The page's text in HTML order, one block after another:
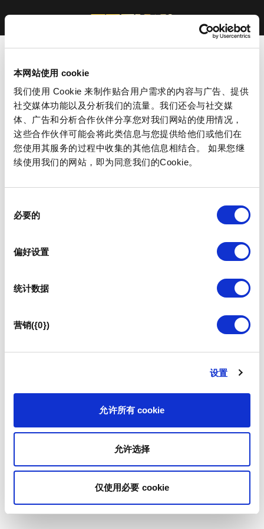
本网站使用 cookie
我们使用 Cookie 来制作贴合用户需求的内容与广告、提供
社交媒体功能以及分析我们的流量。我们还会与社交媒
体、广告和分析合作伙伴分享您对我们网站的使用情况，
这些合作伙伴可能会将此类信息与您提供给他们或他们在
您使用其服务的过程中收集的其他信息相结合。 如果您继
续使用我们的网站，即为同意我们的Cookie。
必要的
偏好设置
统计数据
营销({0})
设置
允许所有 cookie
允许选择
仅使用必要 cookie